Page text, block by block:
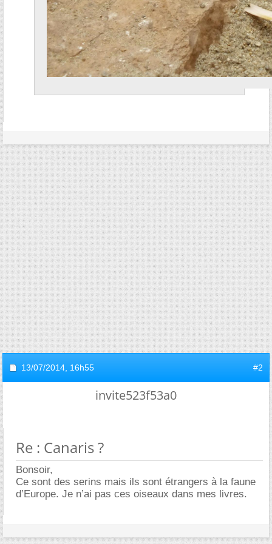
13/07/2014, 16h55 #2
invite523f53a0
Re : Canaris ?
Bonsoir,
Ce sont des serins mais ils sont étrangers à la faune
d’Europe. Je n’ai pas ces oiseaux dans mes livres.